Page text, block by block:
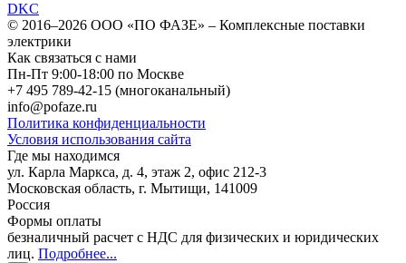
DKC
© 2016–2026 ООО «ПО ФАЗЕ» – Комплексные поставки
электрики
Как связаться с нами
Пн-Пт 9:00-18:00 по Москве
+7 495 789-42-15 (многоканальный)
info@pofaze.ru
Политика конфиденциальности
Условия использования сайта
Где мы находимся
ул. Карла Маркса, д. 4, этаж 2, офис 212-3
Московская область, г. Мытищи, 141009
Россия
Формы оплаты
безналичный расчет с НДС для физических и юридических
лиц. Подробнее...